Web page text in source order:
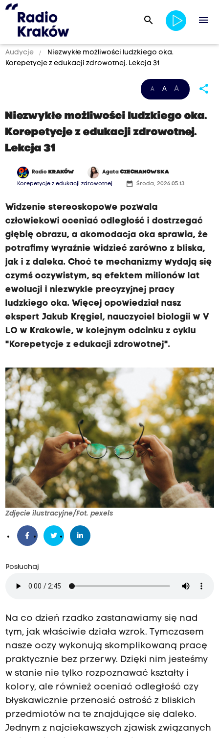
search menu
Audycje
Niezwykłe możliwości ludzkiego oka.
Korepetycje z edukacji zdrowotnej. Lekcja 31
A A A share
Niezwykłe możliwości ludzkiego oka.
Korepetycje z edukacji zdrowotnej.
Lekcja 31
Radio KRAKÓW AgataCIECHANOWSKA
Korepetycje z edukacji zdrowotnej date_range Środa, 2026.05.13
Widzenie stereoskopowe pozwala
człowiekowi oceniać odległość i dostrzegać
głębię obrazu, a akomodacja oka sprawia, że
potrafimy wyraźnie widzieć zarówno z bliska,
jak i z daleka. Choć te mechanizmy wydają się
czymś oczywistym, są efektem milionów lat
ewolucji i niezwykle precyzyjnej pracy
ludzkiego oka. Więcej opowiedział nasz
ekspert Jakub Kręgiel, nauczyciel biologii w V
LO w Krakowie, w kolejnym odcinku z cyklu
"Korepetycje z edukacji zdrowotnej".
Zdjęcie ilustracyjne/Fot. pexels
Posłuchaj
Na co dzień rzadko zastanawiamy się nad
tym, jak właściwie działa wzrok. Tymczasem
nasze oczy wykonują skomplikowaną pracę
praktycznie bez przerwy. Dzięki nim jesteśmy
w stanie nie tylko rozpoznawać kształty i
kolory, ale również oceniać odległość czy
błyskawicznie przenosić ostrość z bliskich
przedmiotów na te znajdujące się daleko.
Jednym z najciekawszych zjawisk związanych